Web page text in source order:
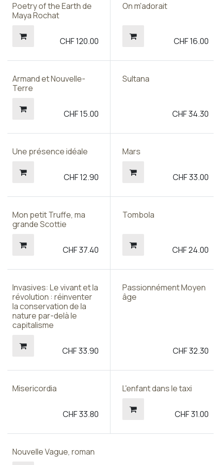
Poetry of the Earth de
Maya Rochat
CHF120.00
On m'adorait
CHF16.00
Armand et Nouvelle-
Terre
CHF15.00
Sultana
CHF34.30
Une présence idéale
CHF12.90
Mars
CHF33.00
Mon petit Truffe, ma
grande Scottie
CHF37.40
Tombola
CHF24.00
Invasives: Le vivant et la
révolution : réinventer
la conservation de la
nature par-delà le
capitalisme
CHF33.90
Passionnément Moyen
âge
CHF32.30
Misericordia
CHF33.80
L'enfant dans le taxi
CHF31.00
Nouvelle Vague, roman